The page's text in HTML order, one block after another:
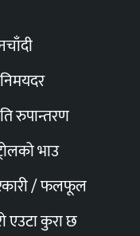
रुपान्तरण
भाउ
/ फलफूल
एउटा कुरा छ